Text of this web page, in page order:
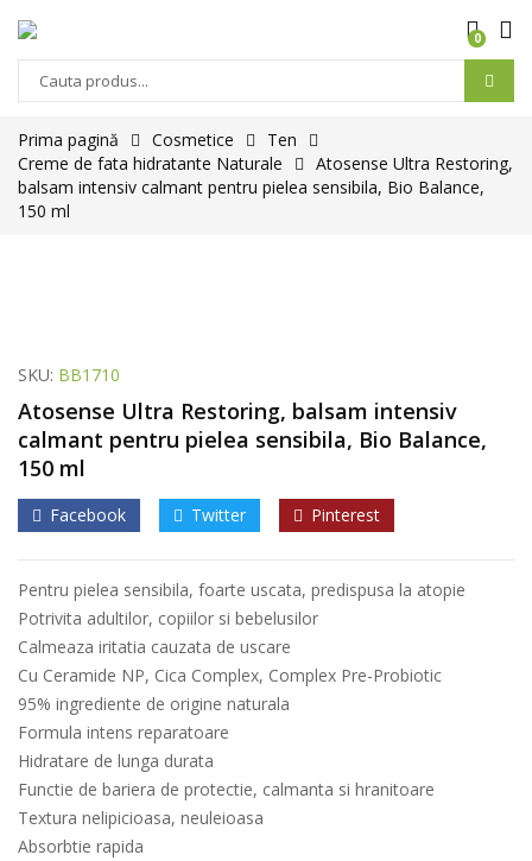
0
Prima pagină Cosmetice
Ten
Creme de fata hidratante Naturale
Atosense Ultra Restoring,
balsam intensiv calmant pentru pielea sensibila, Bio Balance,
150 ml
SKU: BB1710
Atosense Ultra Restoring, balsam intensiv
calmant pentru pielea sensibila, Bio Balance,
150 ml
Facebook Twitter Pinterest
Pentru pielea sensibila, foarte uscata, predispusa la atopie
Potrivita adultilor, copiilor si bebelusilor
Calmeaza iritatia cauzata de uscare
Cu Ceramide NP, Cica Complex, Complex Pre-Probiotic
95% ingrediente de origine naturala
Formula intens reparatoare
Hidratare de lunga durata
Functie de bariera de protectie, calmanta si hranitoare
Textura nelipicioasa, neuleioasa
Absorbtie rapida